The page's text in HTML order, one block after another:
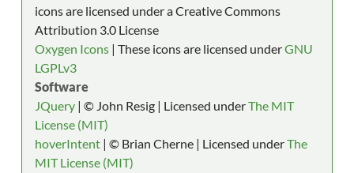
icons are licensed under a Creative Commons
Attribution 3.0 License
Oxygen Icons | These icons are licensed underGNU
LGPLv3
Software
JQuery | © John Resig | Licensed underThe MIT
License (MIT)
hoverIntent | © Brian Cherne | Licensed underThe
MIT License (MIT)